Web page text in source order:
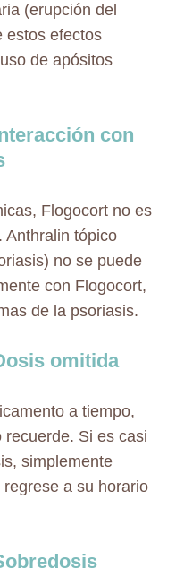
(erupción del
estos efectos
de apósitos
con
Flogocort no es
Anthralin tópico
no se puede
con Flogocort,
de la psoriasis.
omitida
a tiempo,
recuerde. Si es casi
simplemente
a su horario